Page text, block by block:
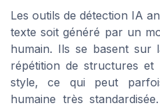
Les outils de détection IA
texte soit généré par un
humain. Ils se basent sur
répétition de structures et
style, ce qui peut
humaine très